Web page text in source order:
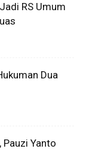
RS Umum
Dua
Pauzi Yanto